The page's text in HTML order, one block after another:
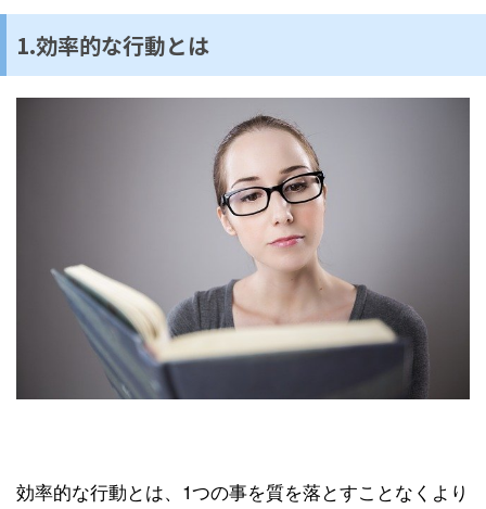
1.効率的な行動とは
効率的な行動とは、1つの事を質を落とすことなくより